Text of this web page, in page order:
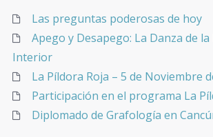
Las preguntas poderosas de hoy
Apego y Desapego: La Danza de
Interior
La Píldora Roja – 5 de Noviembre
Participación en el programa La
Diplomado de Grafología en